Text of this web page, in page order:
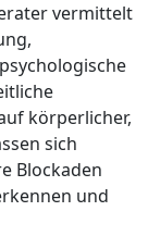
vermittelt
körperlicher,
sich
Blockaden
und